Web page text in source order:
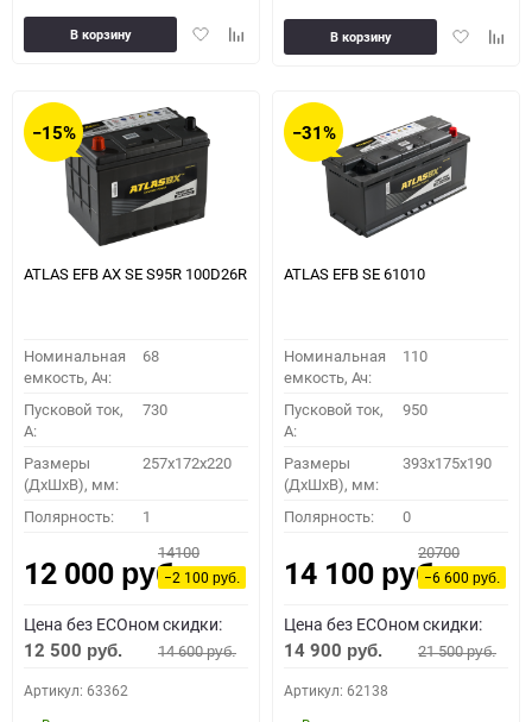
ДобавитьДобавить
В корзину
Добавить
В корзину
−15%
ATLAS EFB AX SE S95R 100D26R
Номинальная
емкость, Ач:
68
Пусковой ток,
A:
730
Размеры
(ДхШхВ), мм:
257x172x220
Полярность: 1
12 000 руб.
14100
−2 100руб.
Цена без ECOном скидки:
12 500 руб. 14 600руб.
Артикул: 63362
−31%
ATLAS EFB SE 61010
Номинальная
емкость, Ач:
110
Пусковой ток,
A:
950
Размеры
(ДхШхВ), мм:
393x175x190
Полярность: 0
14 100 руб.
20700
−6 600руб.
Цена без ECOном скидки:
14 900 руб. 21 500руб.
Артикул: 62138